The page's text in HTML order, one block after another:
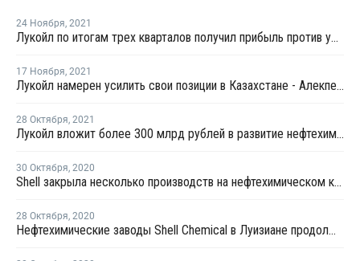
24 Ноября, 2021
Лукойл по итогам трех кварталов получил прибыль против убытка в прошлом году
17 Ноября, 2021
Лукойл намерен усилить свои позиции в Казахстане - Алекперов
28 Октября, 2021
Лукойл вложит более 300 млрд рублей в развитие нефтехимического кластера в Ставропольском крае
30 Октября, 2020
Shell закрыла несколько производств на нефтехимическом комплексе в Луизиане после урагана "Зета"
28 Октября, 2020
Нефтехимические заводы Shell Chemical в Луизиане продолжают работать перед ураганом "Зета"